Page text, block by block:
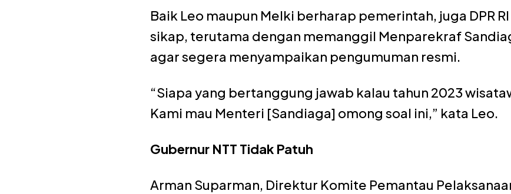
Baik Leo maupun Melki berharap pemerintah, juga DPR
sikap, terutama dengan memanggil Menparekraf
agar segera menyampaikan pengumuman resmi.
“Siapa yang bertanggung jawab kalau tahun 2023
Kami mau Menteri [Sandiaga] omong soal ini,” kata Leo.
Gubernur NTT Tidak Patuh
Arman Suparman, Direktur Komite Pemantau